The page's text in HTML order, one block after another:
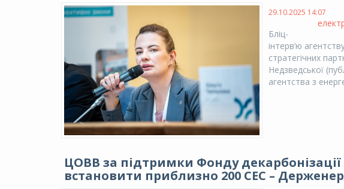
29.10.2025 14:07
Бліц-
інтерв’ю
стратегічних
Недзведської
агентства з
ЦОВВ за підтримки Фонду
встановити приблизно 200 СЕС –